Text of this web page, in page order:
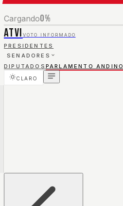
Cargando0%
ATVI VOTO INFORMADO
PRESIDENTES
SENADORES
DIPUTADOS PARLAMENTO ANDINO
CLARO